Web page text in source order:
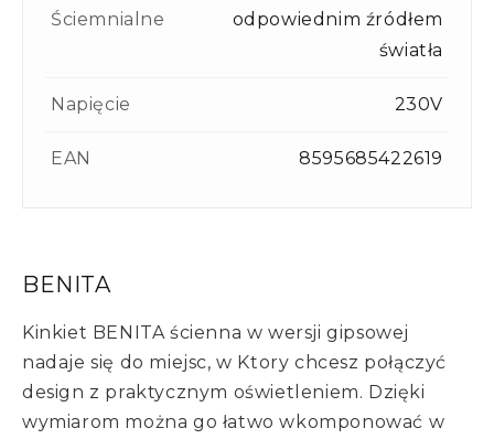
BENITA
Kinkiet BENITA ścienna w wersji gipsowej
nadaje się do miejsc, w Ktory chcesz połączyć
design z praktycznym oświetleniem. Dzięki
wymiarom można go łatwo wkomponować w
Ściemnialne
odpowiednim źródłem
światła
Napięcie 230V
EAN 8595685422619